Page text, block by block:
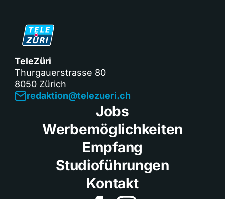
TeleZüri
Thurgauerstrasse 80
8050 Zürich
redaktion@telezueri.ch
Jobs
Werbemöglichkeiten
Empfang
Studioführungen
Kontakt